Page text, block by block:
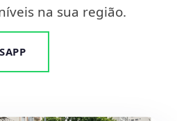
na sua região.